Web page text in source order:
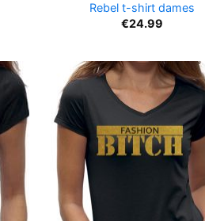
Rebel t-shirt dames
€24.99